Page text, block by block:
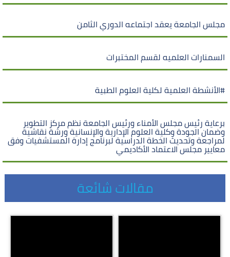
مجلس الجامعة يعقد اجتماعه الدوري الثامن
السمنارات العلميه لقسم المختبرات
#الأنشطة العلمية لكلية العلوم الطبية
برعاية رئيس مجلس الأمناء ورئيس الجامعة نظم مركز التطوير
وضمان الجودة وكلية العلوم الإدارية والإنسانية ورشة نقاشية
لمراجعة وتحديث الخطة الدراسية لبرنامج إدارة المستشفيات وفق
معايير مجلس الاعتماد الأكاديمي
مقالات شائعة